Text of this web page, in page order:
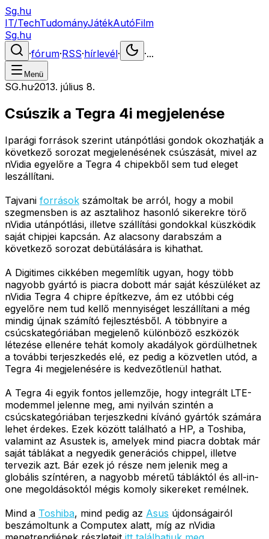
Sg.hu
IT/TechTudományJátékAutóFilm
Sg.hu
·fórum·RSS·hírlevél· ·...
Menü
SG.hu·2013. július 8.
Csúszik a Tegra 4i megjelenése
Iparági források szerint utánpótlási gondok okozhatják a
következő sorozat megjelenésének csúszását, mivel az
nVidia egyelőre a Tegra 4 chipekből sem tud eleget
leszállítani.
Tajvani források számoltak be arról, hogy a mobil
szegmensben is az asztalihoz hasonló sikerekre törő
nVidia utánpótlási, illetve szállítási gondokkal küszködik
saját chipjei kapcsán. Az alacsony darabszám a
következő sorozat debütálására is kihathat.
A Digitimes cikkében megemlítik ugyan, hogy több
nagyobb gyártó is piacra dobott már saját készüléket az
nVidia Tegra 4 chipre építkezve, ám ez utóbbi cég
egyelőre nem tud kellő mennyiséget leszállítani a még
mindig újnak számító fejlesztésből. A többnyire a
csúcskategóriában megjelenő különböző eszközök
létezése ellenére tehát komoly akadályok gördülhetnek
a további terjeszkedés elé, ez pedig a közvetlen utód, a
Tegra 4i megjelenésére is kedvezőtlenül hathat.
A Tegra 4i egyik fontos jellemzője, hogy integrált LTE-
modemmel jelenne meg, ami nyilván szintén a
csúcskategóriában terjeszkedni kívánó gyártók számára
lehet érdekes. Ezek között található a HP, a Toshiba,
valamint az Asustek is, amelyek mind piacra dobtak már
saját táblákat a negyedik generációs chippel, illetve
tervezik azt. Bár ezek jó része nem jelenik meg a
globális színtéren, a nagyobb méretű tábláktól és all-in-
one megoldásoktól mégis komoly sikereket remélnek.
Mind a Toshiba, mind pedig az Asus újdonságairól
beszámoltunk a Computex alatt, míg az nVidia